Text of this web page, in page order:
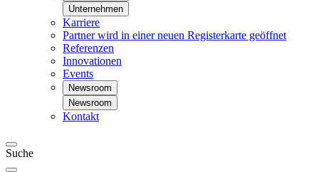
Unternehmen
Karriere
Partnerwird in einer neuen Registerkarte geöffnet
Referenzen
Innovationen
Events
Newsroom
Newsroom
Kontakt
Suche